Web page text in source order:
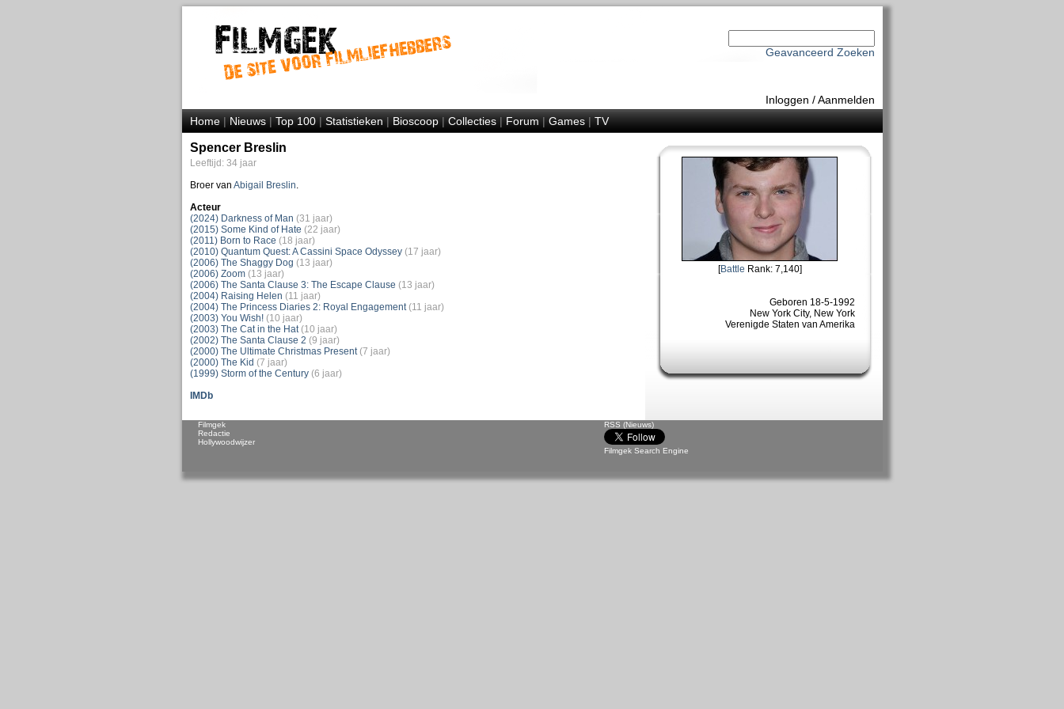
Geavanceerd Zoeken
Inloggen /Aanmelden
Home|Nieuws|Top 100|Statistieken|Bioscoop|Collecties|Forum|Games|TV
[Battle Rank: 7,140]
Geboren 18-5-1992
New York City, New York
Verenigde Staten van Amerika
Spencer Breslin
Leeftijd: 34 jaar
Broer van Abigail Breslin.
Acteur
(2024) Darkness of Man (31 jaar)
(2015) Some Kind of Hate (22 jaar)
(2011) Born to Race (18 jaar)
(2010) Quantum Quest: A Cassini Space Odyssey (17 jaar)
(2006) The Shaggy Dog (13 jaar)
(2006) Zoom (13 jaar)
(2006) The Santa Clause 3: The Escape Clause (13 jaar)
(2004) Raising Helen (11 jaar)
(2004) The Princess Diaries 2: Royal Engagement (11 jaar)
(2003) You Wish! (10 jaar)
(2003) The Cat in the Hat (10 jaar)
(2002) The Santa Clause 2 (9 jaar)
(2000) The Ultimate Christmas Present (7 jaar)
(2000) The Kid (7 jaar)
(1999) Storm of the Century (6 jaar)
IMDb
RSS (Nieuws)
Filmgek Search Engine
Filmgek
Redactie
Hollywoodwijzer